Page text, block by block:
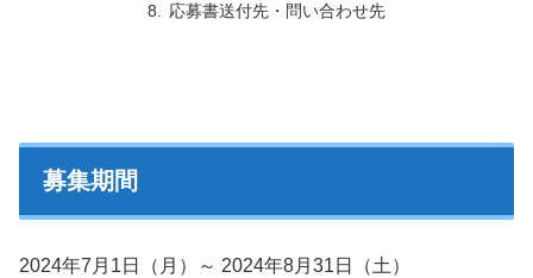
応募書送付先・問い合わせ先
募集期間
2024年7月1日（月）～ 2024年8月31日（土）